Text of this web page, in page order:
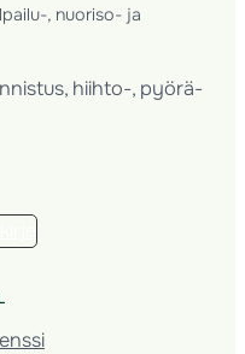
, nuoriso- ja
hiihto-, pyörä-